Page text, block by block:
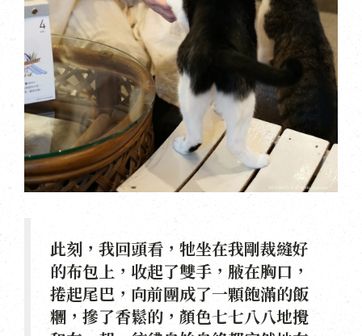
此刻，我回頭看，牠坐在我剛裁縫好
的布包上，收起了雙手，腋在胸口，
捲起尾巴，向前團成了一顆飽滿的飯
糰，摻了香鬆的，顏色七七八八地攪